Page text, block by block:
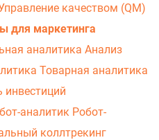
качеством (QM)
для маркетинга
аналитика Анализ
Товарная аналитика
инвестиций
аналитик Робот-
коллтрекинг